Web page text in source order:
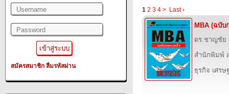
สมัครสมาชิก ลืมรหัสผ่าน
1 2 3 4 > Last ›
MBA (ฉบับ
ดร.ชาญชัย
สำนักพิมพ์
ธุรกิจ เศรษ